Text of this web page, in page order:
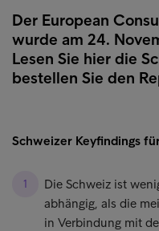
Der European
wurde am 24.
Lesen Sie hier die
bestellen Sie den
Schweizer Keyfindings
Die Schweiz ist
abhängig, als die
in Verbindung mit